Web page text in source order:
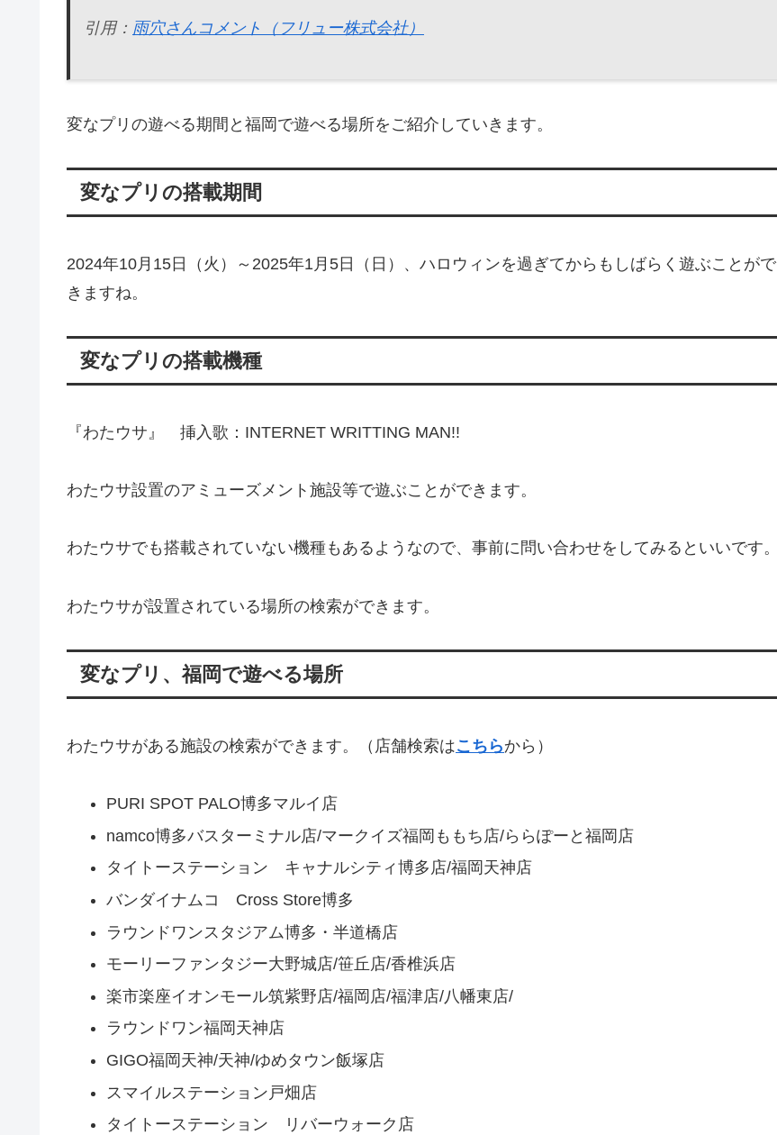
引用： 雨穴さんコメント（フリュー株式会社）
変なプリの遊べる期間と福岡で遊べる場所をご紹介していきます。
変なプリの搭載期間
2024年10月15日（火）～2025年1月5日（日）、ハロウィンを過ぎてからもしばらく遊ぶことがで
きますね。
変なプリの搭載機種
『わたウサ』 挿入歌：INTERNET WRITTING MAN!!
わたウサ設置のアミューズメント施設等で遊ぶことができます。
わたウサでも搭載されていない機種もあるようなので、事前に問い合わせをしてみるといいです。
わたウサが設置されている場所の検索ができます。
変なプリ、福岡で遊べる場所
わたウサがある施設の検索ができます。（店舗検索はこちらから）
PURI SPOT PALO博多マルイ店
namco博多バスターミナル店/マークイズ福岡ももち店/ららぽーと福岡店
タイトーステーション キャナルシティ博多店/福岡天神店
バンダイナムコ Cross Store博多
ラウンドワンスタジアム博多・半道橋店
モーリーファンタジー大野城店/笹丘店/香椎浜店
楽市楽座イオンモール筑紫野店/福岡店/福津店/八幡東店/
ラウンドワン福岡天神店
GIGO福岡天神/天神/ゆめタウン飯塚店
スマイルステーション戸畑店
タイトーステーション リバーウォーク店